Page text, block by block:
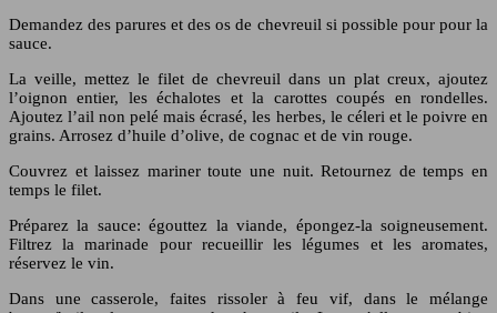
Demandez des parures et des os de chevreuil si possible pour pour la
sauce.
La veille, mettez le filet de chevreuil dans un plat creux, ajoutez
l’oignon entier, les échalotes et la carottes coupés en rondelles.
Ajoutez l’ail non pelé mais écrasé, les herbes, le céleri et le poivre en
grains. Arrosez d’huile d’olive, de cognac et de vin rouge.
Couvrez et laissez mariner toute une nuit. Retournez de temps en
temps le filet.
Préparez la sauce: égouttez la viande, épongez-la soigneusement.
Filtrez la marinade pour recueillir les légumes et les aromates,
réservez le vin.
Dans une casserole, faites rissoler à feu vif, dans le mélange